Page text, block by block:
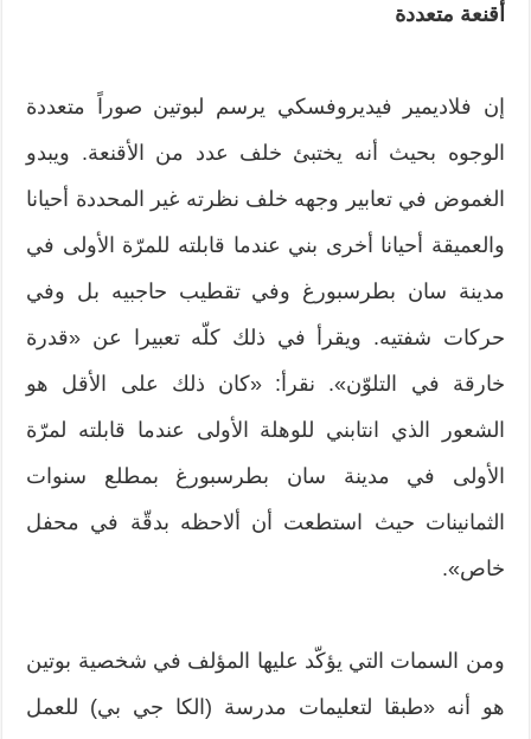
أقنعة متعددة
إن فلاديمير فيديروفسكي يرسم لبوتين صوراً متعددة
الوجوه بحيث أنه يختبئ خلف عدد من الأقنعة. ويبدو
الغموض في تعابير وجهه خلف نظرته غير المحددة أحيانا
والعميقة أحيانا أخرى بني عندما قابلته للمرّة الأولى في
مدينة سان بطرسبورغ وفي تقطيب حاجبيه بل وفي
حركات شفتيه. ويقرأ في ذلك كلّه تعبيرا عن «قدرة
خارقة في التلوّن». نقرأ: «كان ذلك على الأقل هو
الشعور الذي انتابني للوهلة الأولى عندما قابلته لمرّة
الأولى في مدينة سان بطرسبورغ بمطلع سنوات
الثمانينات حيث استطعت أن ألاحظه بدقّة في محفل
خاص».
ومن السمات التي يؤكّد عليها المؤلف في شخصية بوتين
هو أنه «طبقا لتعليمات مدرسة (الكا جي بي) للعمل